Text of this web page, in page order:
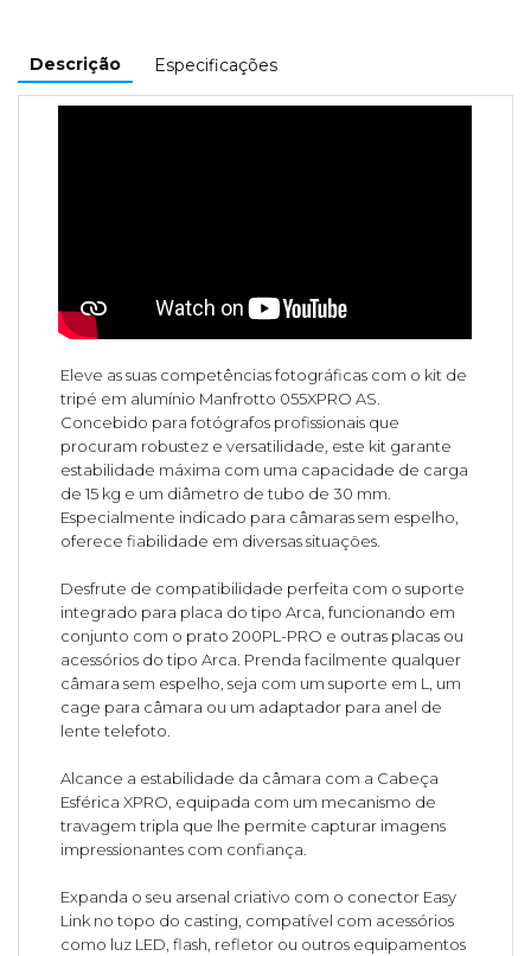
Descrição Especificações
Eleve as suas competências fotográficas com o kit de
tripé em alumínio Manfrotto 055XPRO AS.
Concebido para fotógrafos profissionais que
procuram robustez e versatilidade, este kit garante
estabilidade máxima com uma capacidade de carga
de 15 kg e um diâmetro de tubo de 30 mm.
Especialmente indicado para câmaras sem espelho,
oferece fiabilidade em diversas situações.
Desfrute de compatibilidade perfeita com o suporte
integrado para placa do tipo Arca, funcionando em
conjunto com o prato 200PL-PRO e outras placas ou
acessórios do tipo Arca. Prenda facilmente qualquer
câmara sem espelho, seja com um suporte em L, um
cage para câmara ou um adaptador para anel de
lente telefoto.
Alcance a estabilidade da câmara com a Cabeça
Esférica XPRO, equipada com um mecanismo de
travagem tripla que lhe permite capturar imagens
impressionantes com confiança.
Expanda o seu arsenal criativo com o conector Easy
Link no topo do casting, compatível com acessórios
como luz LED, flash, refletor ou outros equipamentos